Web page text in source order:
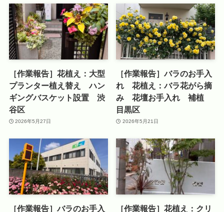
［作業報告］花植え：大型
プランター植え替え ハン
ギングバスケット設置 渋
谷区
2026年5月27日
［作業報告］バラのお手入
れ 花植え：バラ花がら摘
み 花壇お手入れ 補植
目黒区
2026年5月21日
［作業報告］バラのお手入
［作業報告］花植え：クリ